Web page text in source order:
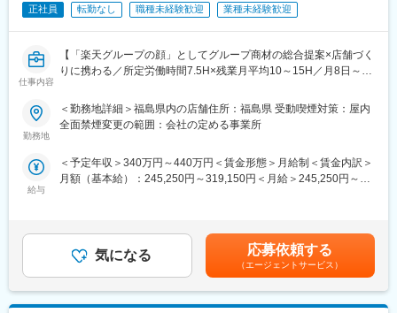
ていきたいか、経験を積みながら多様なキャリアを描ける環境で
■組織構成：
1店舗あたり店長1名、スタッフ5～15名で運営。チームワークを
■当社について：
ム・インフラ整備までを一括提供しています。
・KPI管理・数値振り返り
■教育体制：
れなど基礎から学べ、楽天グループ共通のeラーニングでビジネス
スキルの習得も可能。未経験でも安心してスタートできる環境で
■このポジションの魅力：
◇未経験でも成長しやすいシンプルなオペレーション
く、早期に独り立ちが可能です。
◇事業づくりに携われるやりがい
後発キャリアだからこそ柔軟で風通しがよく、改善提案や企画が
店舗運営に活かされやすい文化があります。
正社員 転勤なし 職種未経験歓迎 業種未経験歓迎
仕事内容
【「楽天グループの顔」としてグループ商材の総合提案×店舗づく
りに携わる／所定労働時間7.5H×残業月平均10～15H／月8日～休
楽天モバイルショップに来店されるお客様へ、スマートフォン・
料金プラン・楽天カード・楽天市場・楽天ポイントなど、楽天経
て、お客様の生活をより豊かにするトータルサポートを行うポジ
ションです。
・新規契約・機種変更の受付および提案
・料金プラン、楽天ポイント活用、楽天カード、各種サービスの
案内
・スマホの初期設定・データ移行サポート
・問い合わせ対応
勤務地
＜勤務地詳細＞福島県内の店舗住所：福島県 受動喫煙対策：屋内
全面禁煙変更の範囲：会社の定める事業所
給与
＜予定年収＞340万円～440万円＜賃金形態＞月給制＜賃金内訳＞
月額（基本給）：245,250円～319,150円＜月給＞245,250円～
金はあくまでも目安の金額であり、選考を通じて上下する可能性
があります。月給(月額)は固定手当を含めた表記です。
気になる 応募依頼する
（エージェントサービス）